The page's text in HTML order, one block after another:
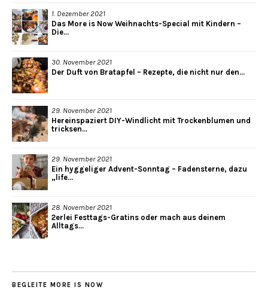
1. Dezember 2021
Das More is Now Weihnachts-Special mit Kindern –
Die...
30. November 2021
Der Duft von Bratapfel – Rezepte, die nicht nur den...
29. November 2021
Hereinspaziert DIY-Windlicht mit Trockenblumen und
tricksen...
29. November 2021
Ein hyggeliger Advent-Sonntag – Fadensterne, dazu
„life...
28. November 2021
2erlei Festtags-Gratins oder mach aus deinem
Alltags...
BEGLEITE MORE IS NOW